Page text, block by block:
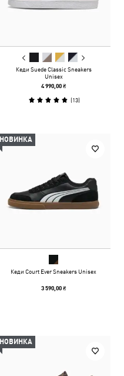
Кеди Suede Classic Sneakers
Unisex
4 990,00 ₴
(13)
НОВИНКА
Кеди Court Ever Sneakers Unisex
3 590,00 ₴
НОВИНКА